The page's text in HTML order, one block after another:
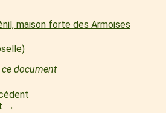
maison forte des Armoises
document
→